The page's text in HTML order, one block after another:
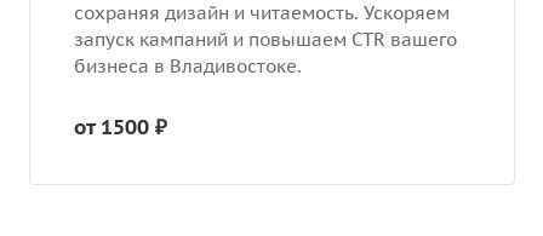
сохраняя дизайн и читаемость. Ускоряем
запуск кампаний и повышаем CTR вашего
бизнеса в Владивостоке.
от 1500 ₽